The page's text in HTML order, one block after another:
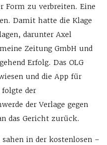
Form zu verbreiten. Eine
Damit hatte die Klage
darunter Axel
Zeitung GmbH und
Erfolg. Das OLG
und die App für
der
der Verlage gegen
das Gericht zurück.
in der kostenlosen –